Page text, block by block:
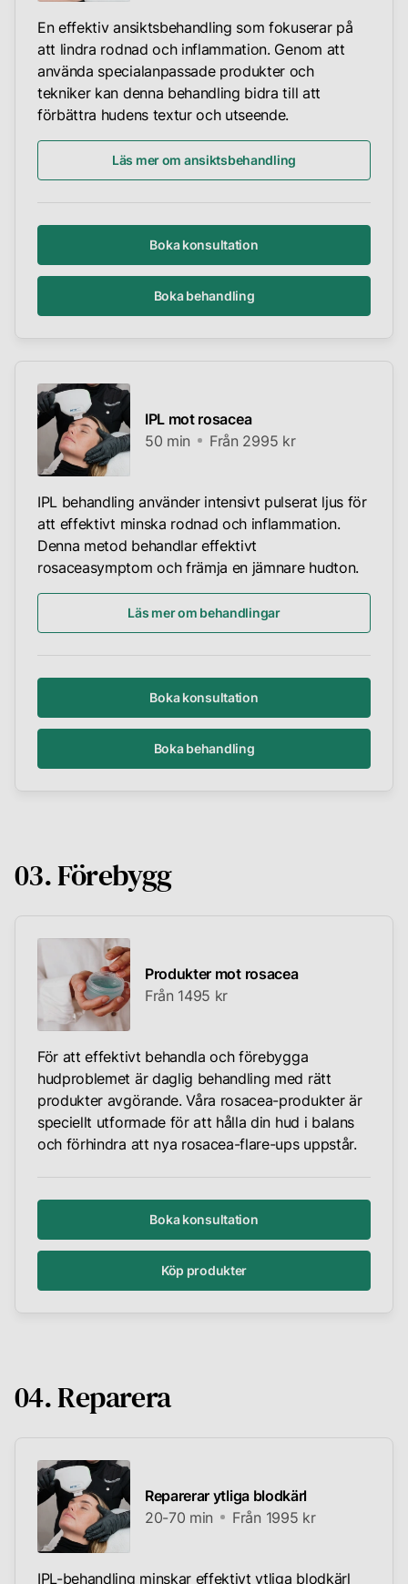
En effektiv ansiktsbehandling som fokuserar på
att lindra rodnad och inflammation. Genom att
använda specialanpassade produkter och
tekniker kan denna behandling bidra till att
förbättra hudens textur och utseende.
Läs mer om ansiktsbehandling
Boka konsultation
Boka behandling
IPL mot rosacea
50 min
Från 2995 kr
IPL behandling använder intensivt pulserat ljus för
att effektivt minska rodnad och inflammation.
Denna metod behandlar effektivt
rosaceasymptom och främja en jämnare hudton.
Läs mer om behandlingar
Boka konsultation
Boka behandling
03. Förebygg
Produkter mot rosacea
Från 1495 kr
För att effektivt behandla och förebygga
hudproblemet är daglig behandling med rätt
produkter avgörande. Våra rosacea-produkter är
speciellt utformade för att hålla din hud i balans
och förhindra att nya rosacea-flare-ups uppstår.
Boka konsultation
Köp produkter
04. Reparera
Reparerar ytliga blodkärl
20-70 min
Från 1995 kr
IPL-behandling minskar effektivt ytliga blodkärl